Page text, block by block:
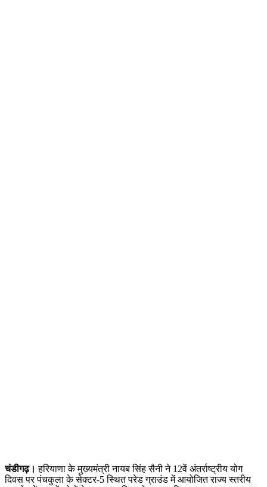
चंडीगढ़। हरियाणा के मुख्यमंत्री नायब सिंह सैनी ने 12वें अंतर्राष्ट्रीय योग
दिवस पर पंचकुला के सेक्टर-5 स्थित परेड ग्राउंड में आयोजित राज्य स्तरीय